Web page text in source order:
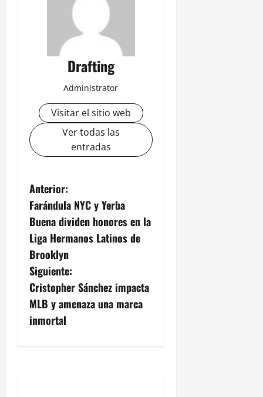
Drafting
Administrator
Visitar el sitio web
Ver todas las
entradas
N
a
v
e
g
a
Anterior:
Farándula NYC y Yerba
Buena dividen honores en la
Liga Hermanos Latinos de
Brooklyn
Siguiente:
Cristopher Sánchez impacta
MLB y amenaza una marca
inmortal